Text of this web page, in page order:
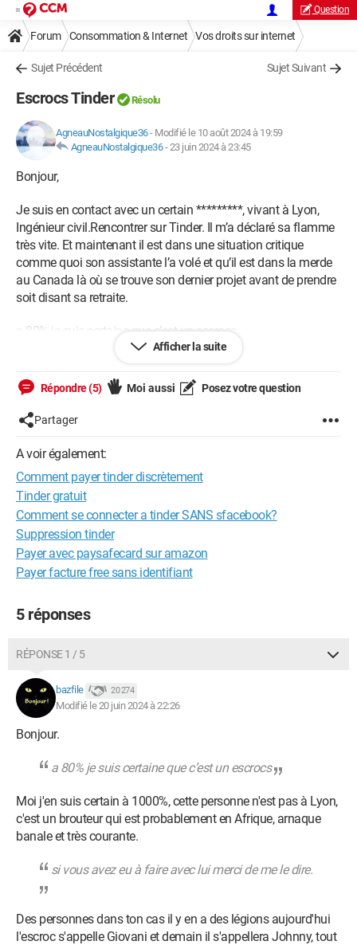
Question
Forum Consommation & Internet Vos droits sur internet
Sujet Précédent Sujet Suivant
Escrocs Tinder Résolu
AgneauNostalgique36- Modifié le 10 août 2024 à 19:59
AgneauNostalgique36-23 juin 2024 à 23:45
Bonjour,
Je suis en contact avec un certain *********, vivant à Lyon,
Ingénieur civil.Rencontrer sur Tinder. Il m’a déclaré sa flamme
très vite. Et maintenant il est dans une situation critique
comme quoi son assistante l’a volé et qu’il est dans la merde
au Canada là où se trouve son dernier projet avant de prendre
soit disant sa retraite.
a 80% je suis certaine que c’est un escrocs
Audrey
iPhone / Safari 17.5
Afficher la suite
Répondre (5) Moi aussi Posez votre question
Partager
A voir également:
Comment payer tinder discrètement
Tinder gratuit
Comment se connecter a tinder SANS sfacebook?
Suppression tinder
Payer avec paysafecard sur amazon
Payer facture free sans identifiant
5 réponses
RÉPONSE 1 / 5
bazfile 20 274
Modifié le 20 juin 2024 à 22:26
Bonjour.
a 80% je suis certaine que c’est un escrocs
Moi j'en suis certain à 1000%, cette personne n'est pas à Lyon,
c'est un brouteur qui est probablement en Afrique, arnaque
banale et très courante.
si vous avez eu à faire avec lui merci de me le dire.
Des personnes dans ton cas il y en a des légions aujourd'hui
l'escroc s'appelle Giovani et demain il s'appellera Johnny, tout